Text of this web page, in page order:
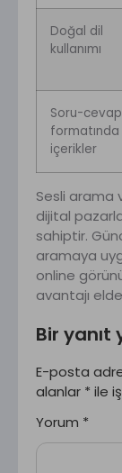
Doğal dil
kullanımı
Soru-cevap
formatında
içerikler
Sesli arama
dijital
sahiptir.
aramaya
online
avantajı
Bir yanıt
E-posta
alanlar * ile
Yorum *